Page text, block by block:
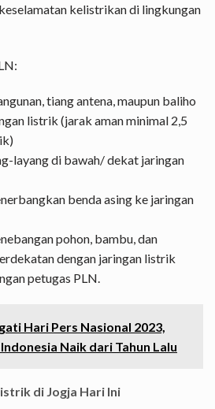
kelistrikan di lingkungan
tiang antena, maupun baliho
listrik (jarak aman minimal 2,5
layang di bawah/ dekat jaringan
benda asing ke jaringan
pohon, bambu, dan
dengan jaringan listrik
petugas PLN.
Hari Pers Nasional 2023,
Naik dari Tahun Lalu
di Jogja Hari Ini